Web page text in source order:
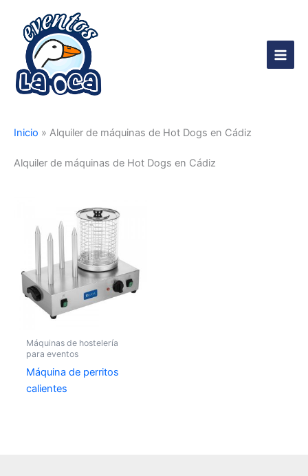
contenido
Main
Inicio » Alquiler de máquinas de Hot Dogs en Cádiz
Alquiler de máquinas de Hot Dogs en Cádiz
Máquinas de hostelería
para eventos
Máquina de perritos
calientes